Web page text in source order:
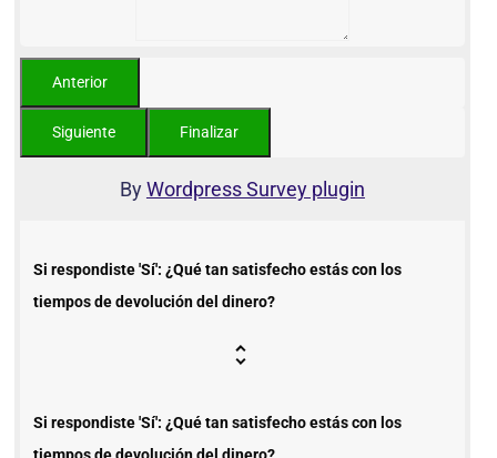
ByWordpress Survey plugin
Si respondiste 'Sí': ¿Qué tan satisfecho estás con los
tiempos de devolución del dinero?
Si respondiste 'Sí': ¿Qué tan satisfecho estás con los